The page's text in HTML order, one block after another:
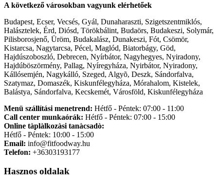
A következő városokban vagyunk elérhetőek
Budapest, Ecser, Vecsés, Gyál, Dunaharaszti, Szigetszentmiklós,
Halásztelek, Érd, Diósd, Törökbálint, Budaörs, Budakeszi, Solymár,
Pilisborosjenő, Üröm, Budakalász, Dunakeszi, Fót, Csömör,
Kistarcsa, Nagytarcsa, Pécel, Maglód, Biatorbágy, Göd,
Hajdúszoboszló, Debrecen, Nyírbátor, Nagyhegyes, Nyiradony,
Hajdúböszörmény, Pallag, Nyíregyháza, Nyirbátor, Nyiradony,
Kállósemjén, Nagykálló, Szeged, Algyõ, Deszk, Sándorfalva,
Szatymaz, Domaszék, Kiskunfélegyháza, Mórahalom, Kistelek,
Balástya, Sándorfalva, Kecskemét, Városföld, Kiskunfélegyháza
Menü szállítási menetrend: Hétfő - Péntek: 07:00 - 11:00
Call center munkaórák: Hétfő - Péntek: 07:00 - 15:00
Online tàplàlkozàsi tanàcsadò:
Hétfő - Péntek: 10:00 - 15:00
Email: info@fitfoodway.hu
Telefon: +36303193177
Hasznos oldalak